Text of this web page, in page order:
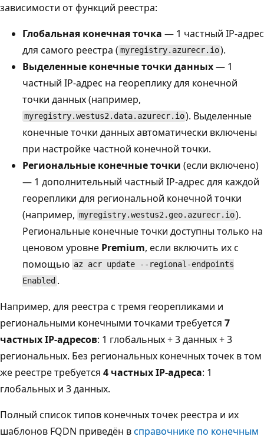
зависимости от функций реестра:
Глобальная конечная точка — 1 частный IP-адрес
для самого реестра ( myregistry.azurecr.io).
Выделенные конечные точки данных— 1
частный IP-адрес на геореплику для конечной
точки данных (например,
myregistry.westus2.data.azurecr.io). Выделенные
конечные точки данных автоматически включены
при настройке частной конечной точки.
Региональные конечные точки (если включено)
— 1 дополнительный частный IP-адрес для каждой
геореплики для региональной конечной точки
(например, myregistry.westus2.geo.azurecr.io).
Региональные конечные точки доступны только на
ценовом уровне Premium, если включить их с
помощью az acr update --regional-endpoints
Enabled .
Например, для реестра с тремя георепликами и
региональными конечными точками требуется 7
частных IP-адресов: 1 глобальных + 3 данных + 3
региональных. Без региональных конечных точек в том
же реестре требуется 4 частных IP-адреса: 1
глобальных и 3 данных.
Полный список типов конечных точек реестра и их
шаблонов FQDN приведён всправочнике по конечным